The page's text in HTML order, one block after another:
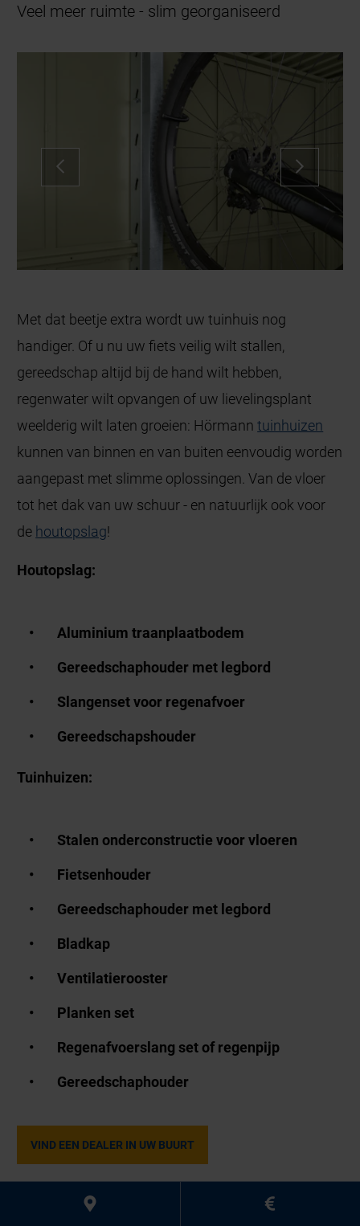
Veel meer ruimte - slim georganiseerd
Met dat beetje extra wordt uw tuinhuis nog
handiger. Of u nu uw fiets veilig wilt stallen,
gereedschap altijd bij de hand wilt hebben,
regenwater wilt opvangen of uw lievelingsplant
weelderig wilt laten groeien: Hörmanntuinhuizen
kunnen van binnen en van buiten eenvoudig worden
aangepast met slimme oplossingen. Van de vloer
tot het dak van uw schuur - en natuurlijk ook voor
de houtopslag!
Houtopslag:
Aluminium traanplaatbodem
Gereedschaphouder met legbord
Slangenset voor regenafvoer
Gereedschapshouder
Tuinhuizen:
Stalen onderconstructie voor vloeren
Fietsenhouder
Gereedschaphouder met legbord
Bladkap
Ventilatierooster
Planken set
Regenafvoerslang set of regenpijp
Gereedschaphouder
VIND EEN DEALER IN UW BUURT
Accessoires voor tuinhuizen en houtopslag